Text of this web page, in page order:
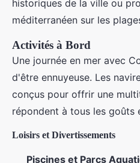
historiques de la ville ou
méditerranéen sur les
Activités à Bord
Une journée en mer avec
d'être ennuyeuse. Les
conçus pour offrir une
répondent à tous les goûts
Loisirs et Divertissements
Piscines et Parcs